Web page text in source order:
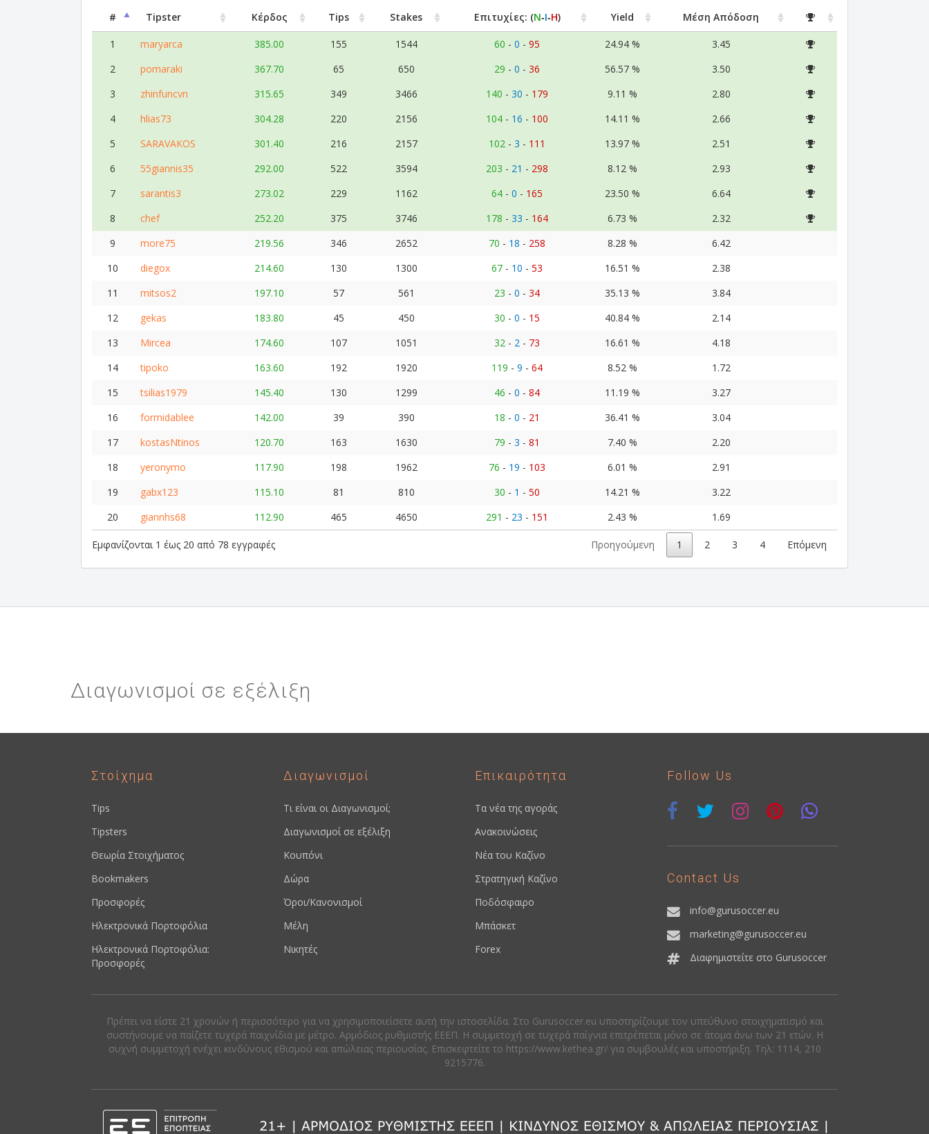
#
Tipster Κέρδος Tips Stakes Επιτυχίες: (Ν‑Ι‑Η) Yield Μέση Απόδοση
1 maryarca 385.00 155 1544 60 - 0 - 95 24.94 %
3.45
2
pomaraki 367.70 65 650 29 - 0 - 36 56.57 %
3.50
3
zhinfuncvn 315.65 349 3466 140 - 30 - 179 9.11 %
2.80
4
hlias73 304.28 220 2156 104 - 16 - 100 14.11 %
2.66
5
SARAVAKOS 301.40 216 2157 102 - 3 - 111 13.97 %
2.51
6
55giannis35 292.00 522 3594 203 - 21 - 298 8.12 %
2.93
7
sarantis3 273.02 229 1162 64 - 0 - 165 23.50 %
6.64
8
chef 252.20 375 3746 178 - 33 - 164 6.73 %
2.32
9
more75 219.56 346 2652 70 - 18 - 258 8.28 %
6.42
10
diegox 214.60 130 1300 67 - 10 - 53 16.51 %
2.38
11
mitsos2 197.10 57 561 23 - 0 - 34 35.13 %
3.84
12
gekas 183.80 45 450 30 - 0 - 15 40.84 %
2.14
13
Mircea 174.60 107 1051 32 - 2 - 73 16.61 %
4.18
14
tipoko 163.60 192 1920 119 - 9 - 64 8.52 %
1.72
15
tsilias1979 145.40 130 1299 46 - 0 - 84 11.19 %
3.27
16
formidablee 142.00 39 390 18 - 0 - 21 36.41 %
3.04
17
kostasNtinos 120.70 163 1630 79 - 3 - 81 7.40 %
2.20
18
yeronymo 117.90 198 1962 76 - 19 - 103 6.01 %
2.91
19
gabx123 115.10 81 810 30 - 1 - 50 14.21 %
3.22
20
giannhs68 112.90 465 4650 291 - 23 - 151 2.43 % 1.69
Εμφανίζονται 1 έως 20 από 78 εγγραφές Προηγούμενη 1 2 3 4 Επόμενη
Διαγωνισμοί σε εξέλιξη
Στοίχημα
Tips
Tipsters
Θεωρία Στοιχήματος
Bookmakers
Προσφορές
Ηλεκτρονικά Πορτοφόλια
Ηλεκτρονικά Πορτοφόλια:
Προσφορές
Διαγωνισμοί
Τι είναι οι Διαγωνισμοί;
Διαγωνισμοί σε εξέλιξη
Κουπόνι
Δώρα
Όροι/Κανονισμοί
Μέλη
Νικητές
Επικαιρότητα
Τα νέα της αγοράς
Ανακοινώσεις
Νέα του Καζίνο
Στρατηγική Καζίνο
Ποδόσφαιρο
Μπάσκετ
Forex
Follow Us
Contact Us
info@gurusoccer.eu
marketing@gurusoccer.eu
Διαφημιστείτε στο Gurusoccer
Πρέπει να είστε 21 χρονών ή περισσότερο για να χρησιμοποιείσετε αυτή την ιστοσελίδα. Στο Gurusoccer.eu υποστηρίζουμε τον υπεύθυνο στοιχηματισμό και
συστήνουμε να παίζετε τυχερά παιχνίδια με μέτρο. Αρμόδιος ρυθμιστής ΕΕΕΠ. Η συμμετοχή σε τυχερά παίγνια επιτρέπεται μόνο σε άτομα άνω των 21 ετών. Η
συχνή συμμετοχή ενέχει κινδύνους εθισμού και απώλειας περιουσίας. Eπισκεφτείτε το https://www.kethea.gr/ για συμβουλές και υποστήριξη. Tηλ: 1114, 210
9215776.